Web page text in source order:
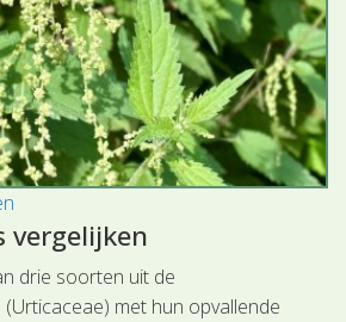
vergelijken
drie soorten uit de
met hun opvallende